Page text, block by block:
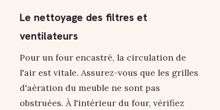
Le nettoyage des filtres et
ventilateurs
Pour un four encastré, la circulation de
l'air est vitale. Assurez-vous que les grilles
d'aération du meuble ne sont pas
obstruées. À l'intérieur du four, vérifiez